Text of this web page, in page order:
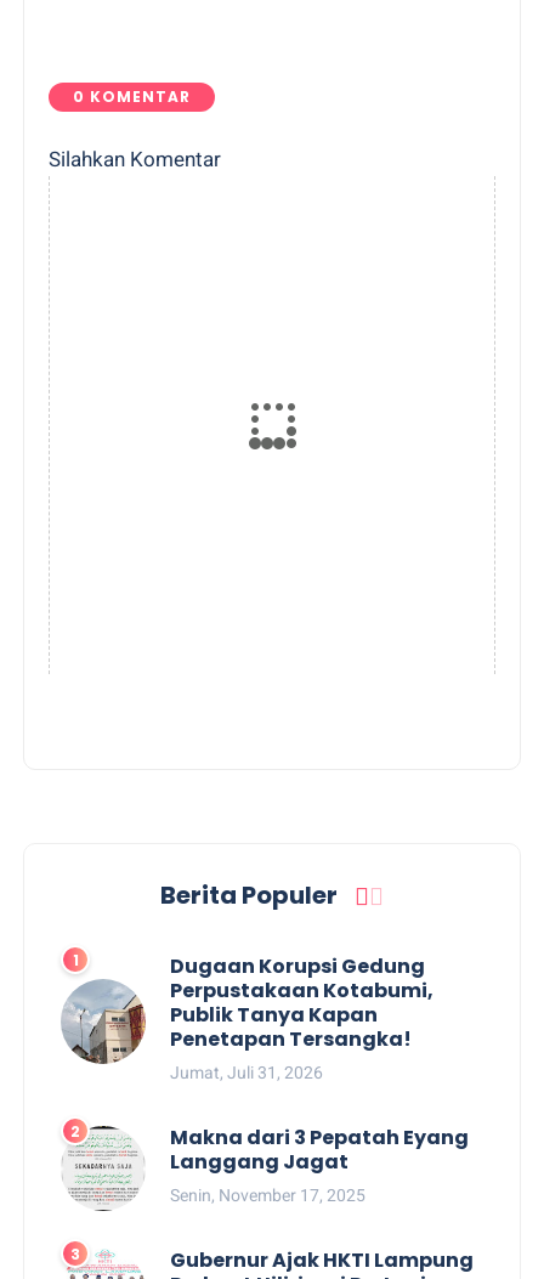
0 KOMENTAR
Silahkan Komentar
Berita Populer
Dugaan Korupsi Gedung
Perpustakaan Kotabumi,
Publik Tanya Kapan
Penetapan Tersangka!
Jumat, Juli 31, 2026
Makna dari 3 Pepatah Eyang
Langgang Jagat
Senin, November 17, 2025
Gubernur Ajak HKTI Lampung